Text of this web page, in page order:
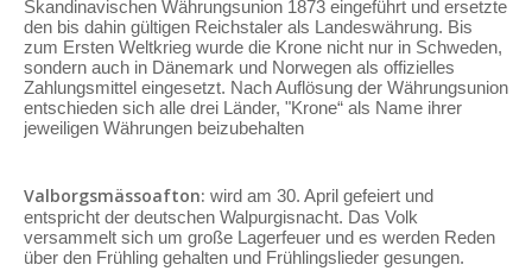
Skandinavischen Währungsunion 1873 eingeführt und ersetzte
den bis dahin gültigen Reichstaler als Landeswährung. Bis
zum Ersten Weltkrieg wurde die Krone nicht nur in Schweden,
sondern auch in Dänemark und Norwegen als offizielles
Zahlungsmittel eingesetzt. Nach Auflösung der Währungsunion
entschieden sich alle drei Länder, "Krone“ als Name ihrer
jeweiligen Währungen beizubehalten
Valborgsmässoafton: wird am 30. April gefeiert und
entspricht der deutschen Walpurgisnacht. Das Volk
versammelt sich um große Lagerfeuer und es werden Reden
über den Frühling gehalten und Frühlingslieder gesungen.